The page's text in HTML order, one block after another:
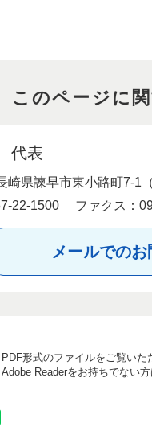
このページに
代表
崎県諫早市東小路町7-1
22-1500
ファクス：
メールでの
PDF形式のファイルをご覧いた
Adobe Readerをお持ちでない